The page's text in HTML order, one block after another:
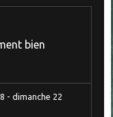
bien
- dimanche 22